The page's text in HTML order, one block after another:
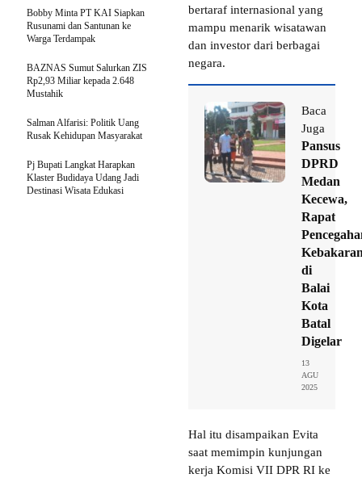
bertaraf internasional yang
mampu menarik wisatawan
dan investor dari berbagai
negara.
Baca
Juga
Pansus
DPRD
Medan
Kecewa,
Rapat
di
Balai
Kota
Batal
Digelar
13
AGU
2025
Hal itu disampaikan Evita
saat memimpin kunjungan
kerja Komisi VII DPR RI ke
Bobby Minta PT KAI Siapkan
Rusunami dan Santunan ke
Warga Terdampak
BAZNAS Sumut Salurkan ZIS
Rp2,93 Miliar kepada 2.648
Mustahik
Salman Alfarisi: Politik Uang
Rusak Kehidupan Masyarakat
Pj Bupati Langkat Harapkan
Klaster Budidaya Udang Jadi
Destinasi Wisata Edukasi